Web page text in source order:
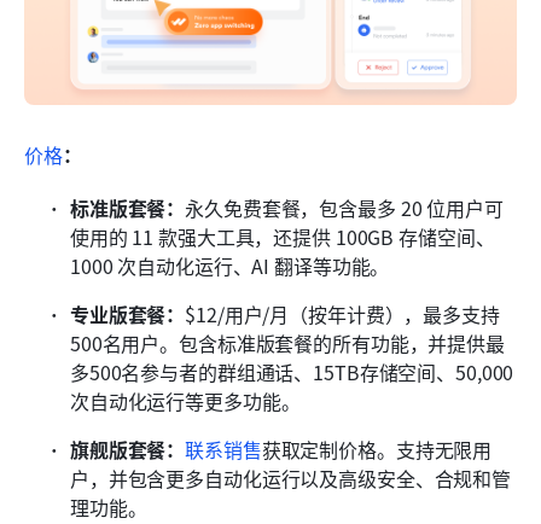
价格：
标准版套餐： 永久免费套餐，包含最多 20 位用户可
使用的 11 款强大工具，还提供 100GB 存储空间、
1000 次自动化运行、AI 翻译等功能。
专业版套餐： $12/用户/月（按年计费），最多支持
500名用户。包含标准版套餐的所有功能，并提供最
多500名参与者的群组通话、15TB存储空间、50,000
次自动化运行等更多功能。
旗舰版套餐：联系销售获取定制价格。支持无限用
户，并包含更多自动化运行以及高级安全、合规和管
理功能。